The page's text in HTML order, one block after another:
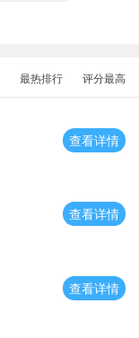
最热排行 评分最高
查看详情
查看详情
查看详情